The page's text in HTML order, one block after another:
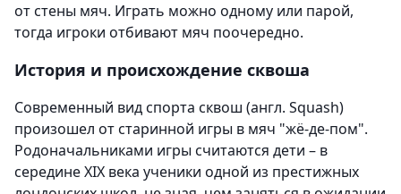
от стены мяч. Играть можно одному или парой,
тогда игроки отбивают мяч поочередно.
История и происхождение сквоша
Современный вид спорта сквош (англ. Squash)
произошел от старинной игры в мяч "жё-де-пом".
Родоначальниками игры считаются дети – в
середине XIX века ученики одной из престижных